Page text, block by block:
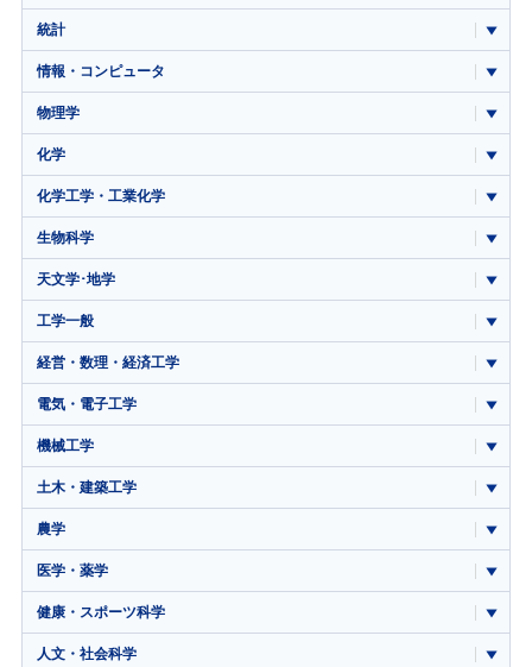
統計
情報・コンピュータ
物理学
化学
化学工学・工業化学
生物科学
天文学･地学
工学一般
経営・数理・経済工学
電気・電子工学
機械工学
土木・建築工学
農学
医学・薬学
健康・スポーツ科学
人文・社会科学